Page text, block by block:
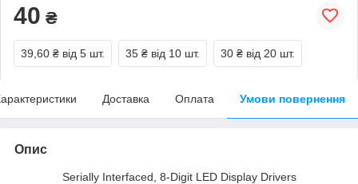
40 ₴
39,60 ₴ від 5 шт. 35 ₴ від 10 шт. 30 ₴ від 20 шт.
Доставка Оплата Умови повернення
Опис
Serially Interfaced, 8-Digit LED Display Drivers